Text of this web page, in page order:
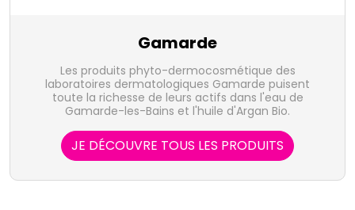
Gamarde
Les produits phyto-dermocosmétique des
laboratoires dermatologiques Gamarde puisent
toute la richesse de leurs actifs dans l'eau de
Gamarde-les-Bains et l'huile d'Argan Bio.
JE DÉCOUVRE TOUS LES PRODUITS